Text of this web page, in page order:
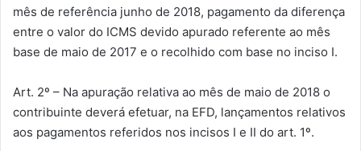
mês de referência junho de 2018, pagamento da diferença
entre o valor do ICMS devido apurado referente ao mês
base de maio de 2017 e o recolhido com base no inciso I.
Art. 2º – Na apuração relativa ao mês de maio de 2018 o
contribuinte deverá efetuar, na EFD, lançamentos relativos
aos pagamentos referidos nos incisos I e II do art. 1º.